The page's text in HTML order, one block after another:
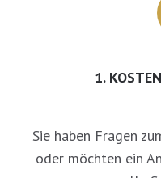
1.
Sie haben Fragen
oder möchten ein